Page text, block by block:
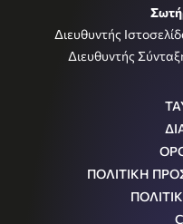
Διευθυντής
Διευθυντής
ΠΟΛΙΤΙΚΗ